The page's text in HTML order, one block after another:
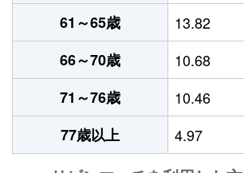
61～65歳
13.82
66～70歳
10.68
71～76歳
10.46
77歳以上
4.97